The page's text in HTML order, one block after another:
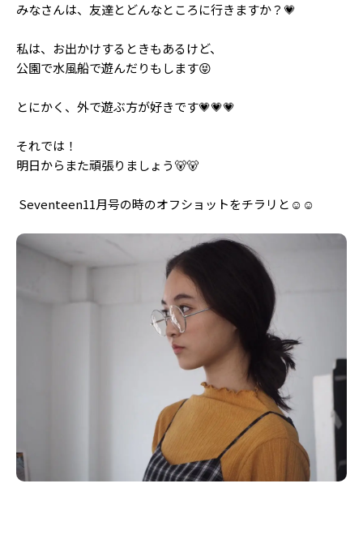
みなさんは、友達とどんなところに行きますか？💗
私は、お出かけするときもあるけど、
公園で水風船で遊んだりもします😝
とにかく、外で遊ぶ方が好きです💗💗💗
それでは！
明日からまた頑張りましょう🐻🐻
Seventeen11月号の時のオフショットをチラリと☺️☺️